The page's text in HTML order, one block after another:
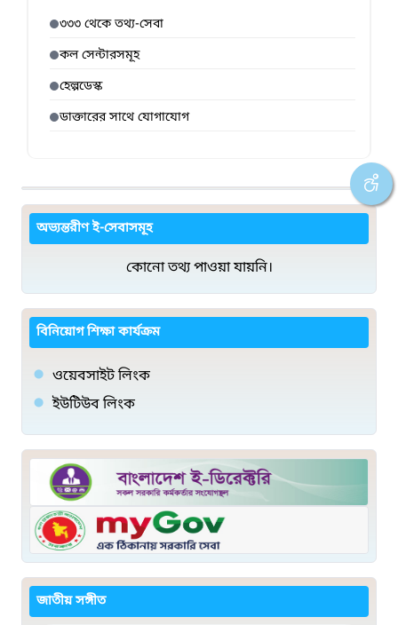
৩৩৩ থেকে তথ্য-সেবা
কল সেন্টারসমূহ
হেল্পডেস্ক
ডাক্তারের সাথে যোগাযোগ
অভ্যন্তরীণ ই-সেবাসমূহ
কোনো তথ্য পাওয়া যায়নি।
বিনিয়োগ শিক্ষা কার্যক্রম
ওয়েবসাইট লিংক
ইউটিউব লিংক
জাতীয় সঙ্গীত